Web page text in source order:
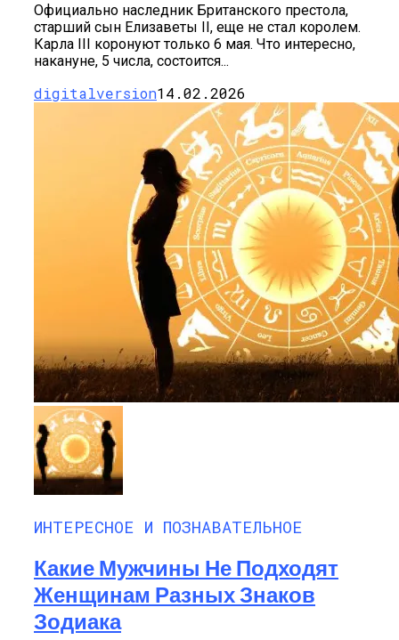
Официально наследник Британского престола,
старший сын Елизаветы II, еще не стал королем.
Карла III коронуют только 6 мая. Что интересно,
накануне, 5 числа, состоится...
digitalversion14.02.2026
ИНТЕРЕСНОЕ И ПОЗНАВАТЕЛЬНОЕ
Какие Мужчины Не Подходят
Женщинам Разных Знаков
Зодиака